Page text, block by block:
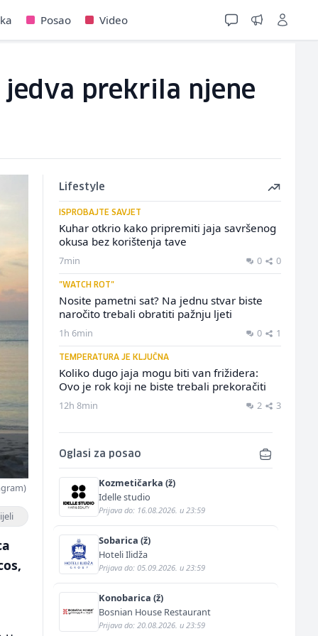
Posao Video
jedva prekrila njene
Lifestyle
ISPROBAJTE SAVJET
Kuhar otkrio kako pripremiti jaja savršenog
okusa bez korištenja tave
7min 0 0
"WATCH ROT"
Nosite pametni sat? Na jednu stvar biste
naročito trebali obratiti pažnju ljeti
1h 6min 0 1
TEMPERATURA JE KLJUČNA
Koliko dugo jaja mogu biti van frižidera:
Ovo je rok koji ne biste trebali prekoračiti
12h 8min 2 3
Oglasi za posao
Kozmetičarka (ž)
Idelle studio
Prijava do: 16.08.2026. u 23:59
Sobarica (ž)
Hoteli Ilidža
Prijava do: 05.09.2026. u 23:59
Konobarica (ž)
Bosnian House Restaurant
Prijava do: 20.08.2026. u 23:59